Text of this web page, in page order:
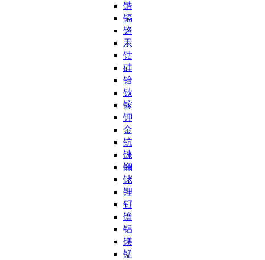
锆
镉
铬
汞
钴
硅
铪
钬
镓
钾
金
钪
铼
镧
铑
锂
钌
镥
铝
镁
锰